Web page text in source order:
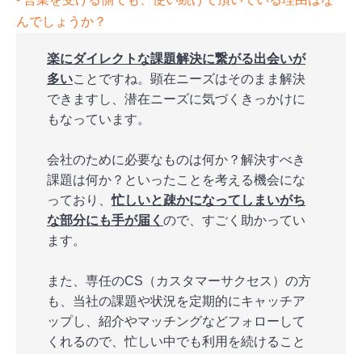
んでしょうか？
楽にダイレクトな課題解決に繋がる出会いが
多いことですね。顕在ニーズはそのまま解決
できますし、潜在ニーズに気づくきっかけに
もなっています。
会社のために必要なものは何か？解決すべき
課題は何か？といったことを考える機会にな
っており、忙しいと疎かになってしまいがち
な部分にも手が届く ので、すごく助かってい
ます。
また、専任のCS（カスタマーサクセス）の方
も、当社の課題や状況を定期的にキャッチア
ップし、紹介やマッチングなどフォローして
くれるので、忙しい中でも利用を続けること